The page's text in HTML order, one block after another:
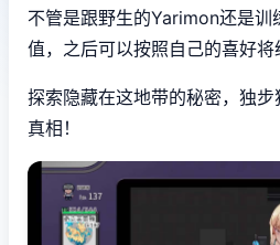
不管是跟野生的Yarimon还是训
值，之后可以按照自己的喜好将
探索隐藏在这地带的秘密，独
真相！